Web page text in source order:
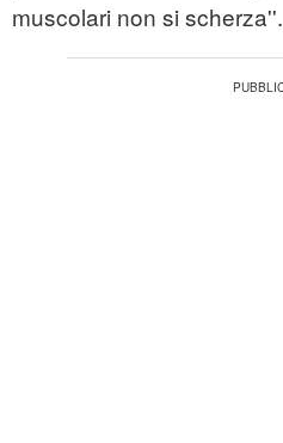
muscolari non si scherza''.